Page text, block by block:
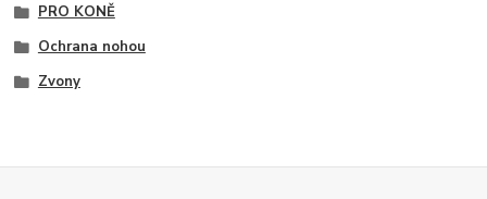
PRO KONĚ
Ochrana nohou
Zvony